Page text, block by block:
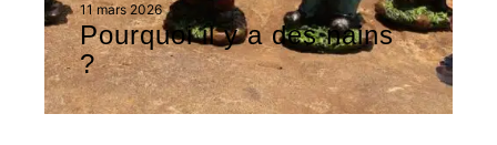
11 mars 2026
Pourquoi il y a des nains
?